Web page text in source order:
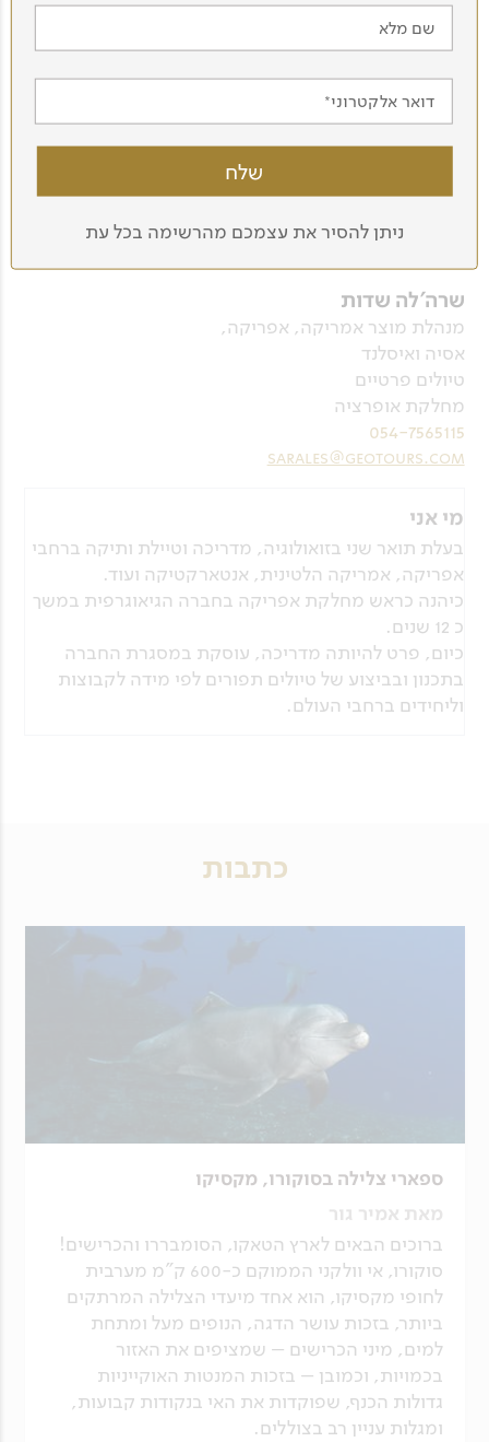
שרה'לה שדות
מנהלת מוצר אמריקה, אפריקה,
אסיה ואיסלנד
טיולים פרטיים
מחלקת אופרציה
054-7565115
sarales@geotours.com
מי אני
בעלת תואר שני בזואולוגיה, מדריכה וטיילת ותיקה ברחבי
אפריקה, אמריקה הלטינית, אנטארקטיקה ועוד.
כיהנה כראש מחלקת אפריקה בחברה הגיאוגרפית במשך
כ 12 שנים.
כיום, פרט להיותה מדריכה, עוסקת במסגרת החברה
בתכנון ובביצוע של טיולים תפורים לפי מידה לקבוצות
וליחידים ברחבי העולם.
כתבות
ספארי צלילה בסוקורו, מקסיקו
מאת אמיר גור
ברוכים הבאים לארץ הטאקו, הסומבררו והכרישים!
סוקורו, אי וולקני הממוקם כ-600 ק"מ מערבית
לחופי מקסיקו, הוא אחד מיעדי הצלילה המרתקים
ביותר, בזכות עושר הדגה, הנופים מעל ומתחת
למים, מיני הכרישים – שמציפים את האזור
בכמויות, וכמובן – בזכות המנטות האוקייניות
גדולות הכנף, שפוקדות את האי בנקודות קבועות,
ומגלות עניין רב בצוללים.
שם מלא
דואר אלקטרוני
ניתן להסיר את עצמכם מהרשימה בכל עת